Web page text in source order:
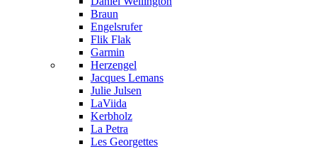
Braun
Engelsrufer
Flik Flak
Garmin
Herzengel
Jacques Lemans
Julie Julsen
LaViida
Kerbholz
La Petra
Les Georgettes